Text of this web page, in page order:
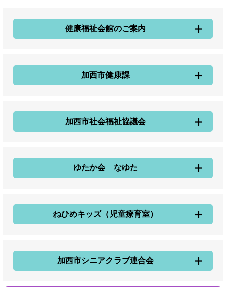
健康福祉会館のご案内
加西市健康課
加西市社会福祉協議会
ゆたか会 なゆた
ねひめキッズ（児童療育室）
加西市シニアクラブ連合会